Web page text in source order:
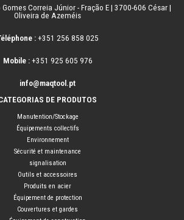
Correia Júnior - Fração E | 3700-606 César |
Oliveira de Azeméis
:+351 256 858 025
Mobile :+351 925 605 976
info@maqtool.pt
DE PRODUTOS
Manutention/Stockage
Équipements collectifs
Environnement
Sécurité et maintenance
signalisation
Outils et accessoires
Produits en acier
Équipement de protection
Couvertures et gardes